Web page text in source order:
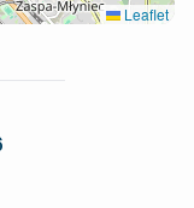
Leaflet